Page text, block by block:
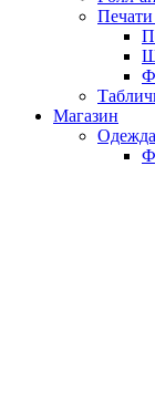
Магазин
Одежда